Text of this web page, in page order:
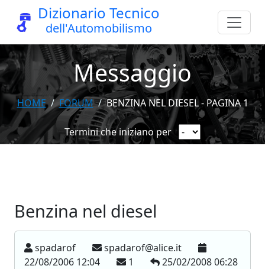
Dizionario Tecnico
dell'Automobilismo
Messaggio
HOME FORUM BENZINA NEL DIESEL - PAGINA 1
Termini che iniziano per
Benzina nel diesel
spadarof
spadarof@alice.it
22/08/2006 12:04
1
25/02/2008 06:28